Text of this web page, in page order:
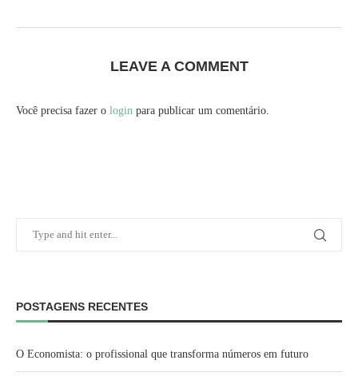
LEAVE A COMMENT
Você precisa fazer o login para publicar um comentário.
POSTAGENS RECENTES
O Economista: o profissional que transforma números em futuro